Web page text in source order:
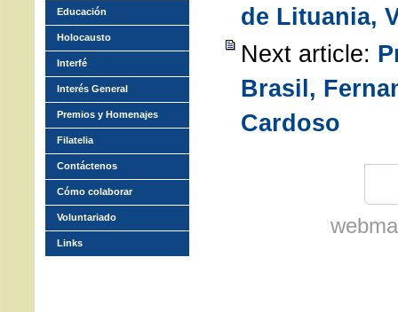
de Lituania,
Next article:
Brasil,
Cardoso
Educación
Holocausto
Interfé
Interés General
Premios y Homenajes
Filatelia
Contáctenos
Cómo colaborar
Voluntariado
Links